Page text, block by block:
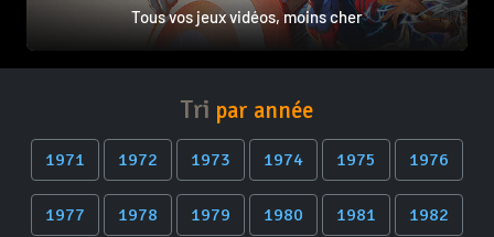
Tous vos jeux vidéos, moins cher
Tri par année
1971 1972 1973 1974 1975 1976
1977 1978 1979 1980 1981 1982